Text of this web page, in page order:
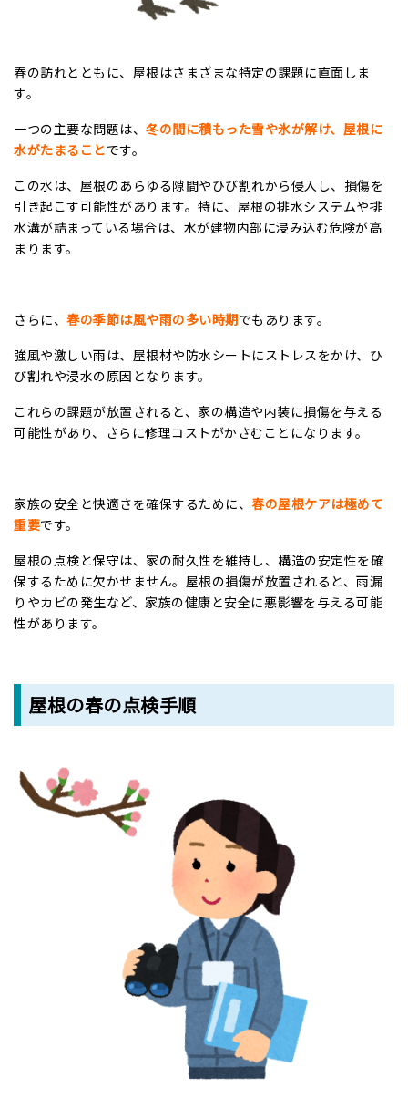
春の訪れとともに、屋根はさまざまな特定の課題に直面しま
す。
一つの主要な問題は、 冬の間に積もった雪や氷が解け、屋根に
水がたまることです。
この水は、屋根のあらゆる隙間やひび割れから侵入し、損傷を
引き起こす可能性があります。特に、屋根の排水システムや排
水溝が詰まっている場合は、水が建物内部に浸み込む危険が高
まります。
さらに、 春の季節は風や雨の多い時期でもあります。
強風や激しい雨は、屋根材や防水シートにストレスをかけ、ひ
び割れや浸水の原因となります。
これらの課題が放置されると、家の構造や内装に損傷を与える
可能性があり、さらに修理コストがかさむことになります。
家族の安全と快適さを確保するために、 春の屋根ケアは極めて
重要です。
屋根の点検と保守は、家の耐久性を維持し、構造の安定性を確
保するために欠かせません。屋根の損傷が放置されると、雨漏
りやカビの発生など、家族の健康と安全に悪影響を与える可能
性があります。
屋根の春の点検手順